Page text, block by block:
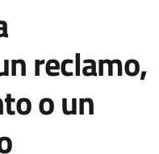
reclamo,
o un